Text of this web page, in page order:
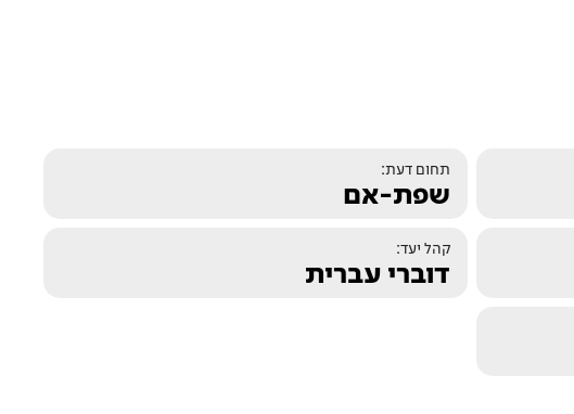
תחום דעת:
שפת-אם
קהל יעד:
דוברי עברית